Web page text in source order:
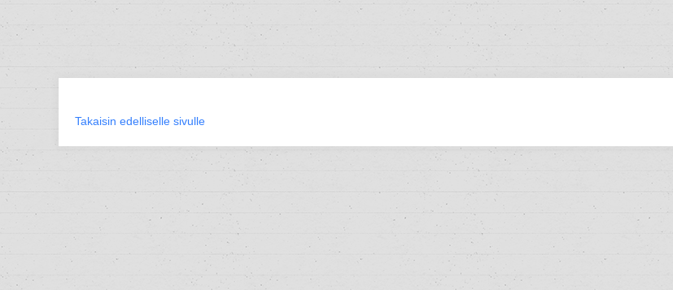
Takaisin edelliselle sivulle